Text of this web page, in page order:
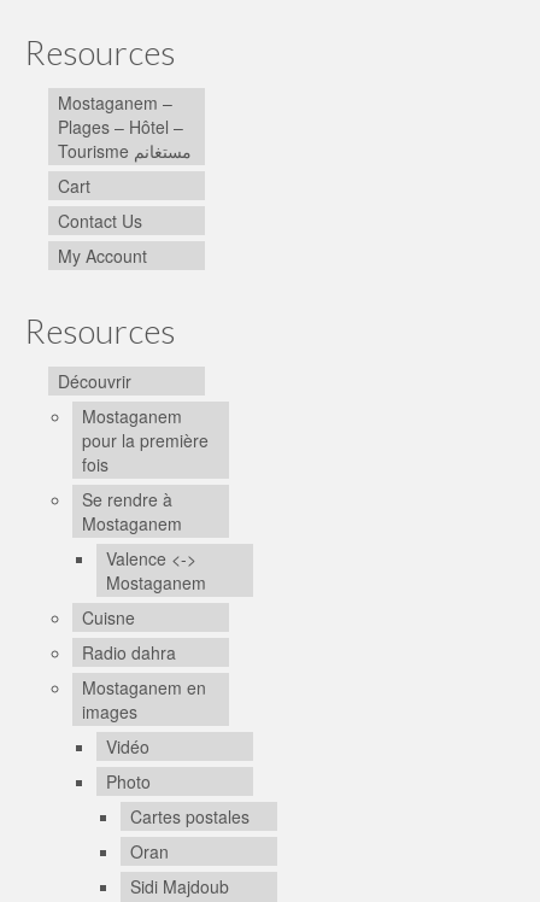
Resources
Mostaganem –
Plages – Hôtel –
Tourisme مستغانم
Cart
Contact Us
My Account
Resources
Découvrir
Mostaganem
pour la première
fois
Se rendre à
Mostaganem
Valence <->
Mostaganem
Cuisne
Radio dahra
Mostaganem en
images
Vidéo
Photo
Cartes postales
Oran
Sidi Majdoub